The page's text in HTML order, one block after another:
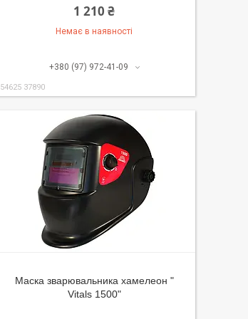
1 210 ₴
Немає в наявності
+380 (97) 972-41-09
54625 37890
Маска зварювальника хамелеон "
Vitals 1500"